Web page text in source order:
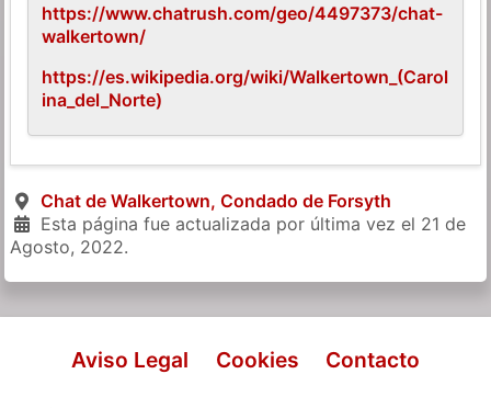
https://www.chatrush.com/geo/4497373/chat-
walkertown/
https://es.wikipedia.org/wiki/Walkertown_(Carol
ina_del_Norte)
Chat de Walkertown, Condado de Forsyth
Esta página fue actualizada por última vez el 21 de
Agosto, 2022.
Aviso Legal Cookies Contacto